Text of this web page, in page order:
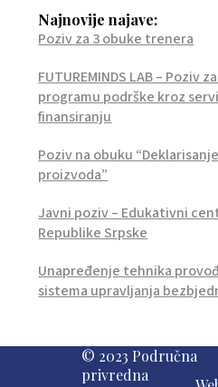
Najnovije najave:
Poziv za 3 obuke trenera
FUTUREMINDS LAB – Poziv
programu podrške kroz
finansiranju
Poziv na obuku
proizvoda”
Javni poziv – Edukativni
Republike Srpske
Unapređenje tehnika
sistema upravljanja
© 2023 Područna
privredna